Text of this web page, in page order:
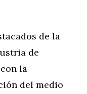
de la
de
la
del medio